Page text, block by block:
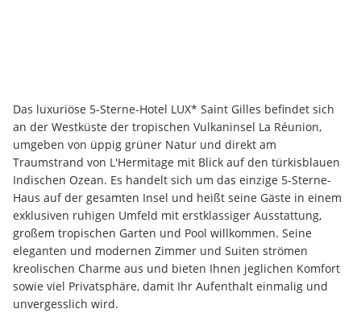
Das luxuriöse 5-Sterne-Hotel LUX* Saint Gilles befindet sich
an der Westküste der tropischen Vulkaninsel La Réunion,
umgeben von üppig grüner Natur und direkt am
Traumstrand von L'Hermitage mit Blick auf den türkisblauen
Indischen Ozean. Es handelt sich um das einzige 5-Sterne-
Haus auf der gesamten Insel und heißt seine Gäste in einem
exklusiven ruhigen Umfeld mit erstklassiger Ausstattung,
großem tropischen Garten und Pool willkommen. Seine
eleganten und modernen Zimmer und Suiten strömen
kreolischen Charme aus und bieten Ihnen jeglichen Komfort
sowie viel Privatsphäre, damit Ihr Aufenthalt einmalig und
unvergesslich wird.